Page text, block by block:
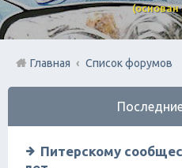
(основан
Главная
Список форумов
Питерскому